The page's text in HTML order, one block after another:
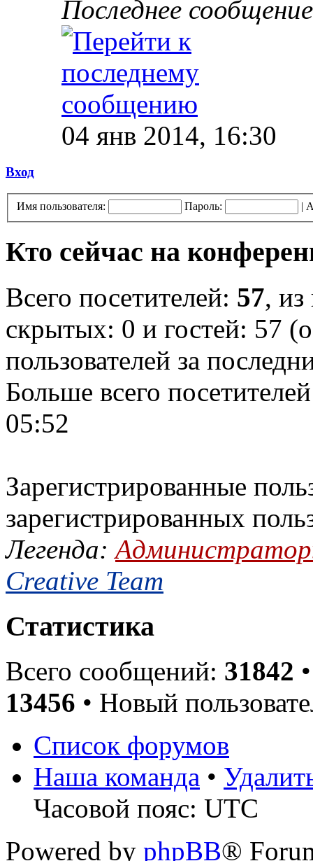
Последнее сообщение
04 янв 2014, 16:30
Вход
Имя пользователя: Пароль: |
Кто сейчас на
Всего посетителей: 57, из
скрытых: 0 и гостей: 57
пользователей за
Больше всего
05:52
Зарегистрированные
зарегистрированных
Легенда:
Creative Team
Статистика
Всего сообщений: 31842
13456 • Новый
Список форумов
Наша команда •
Часовой пояс: UTC
Powered by phpBB®